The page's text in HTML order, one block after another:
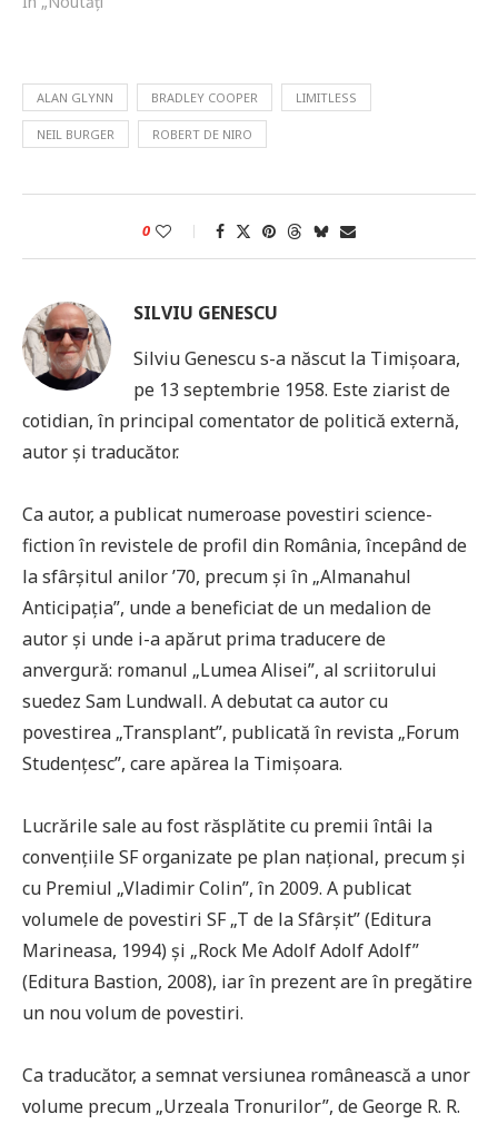
ALAN GLYNN BRADLEY COOPER LIMITLESS
NEIL BURGER ROBERT DE NIRO
0
SILVIU GENESCU
Silviu Genescu s-a născut la Timișoara,
pe 13 septembrie 1958. Este ziarist de
cotidian, în principal comentator de politică externă,
autor și traducător.
Ca autor, a publicat numeroase povestiri science-
fiction în revistele de profil din România, începând de
la sfârșitul anilor ’70, precum și în „Almanahul
Anticipația”, unde a beneficiat de un medalion de
autor și unde i-a apărut prima traducere de
anvergură: romanul „Lumea Alisei”, al scriitorului
suedez Sam Lundwall. A debutat ca autor cu
povestirea „Transplant”, publicată în revista „Forum
Studențesc”, care apărea la Timișoara.
Lucrările sale au fost răsplătite cu premii întâi la
convențiile SF organizate pe plan național, precum și
cu Premiul „Vladimir Colin”, în 2009. A publicat
volumele de povestiri SF „T de la Sfârșit” (Editura
Marineasa, 1994) și „Rock Me Adolf Adolf Adolf”
(Editura Bastion, 2008), iar în prezent are în pregătire
un nou volum de povestiri.
Ca traducător, a semnat versiunea românească a unor
volume precum „Urzeala Tronurilor”, de George R. R.